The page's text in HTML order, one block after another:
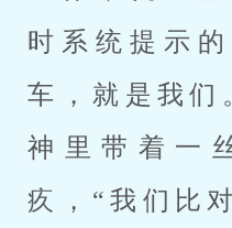
时系统提示的
车，就是我们
神里带着一
疚，“我们比